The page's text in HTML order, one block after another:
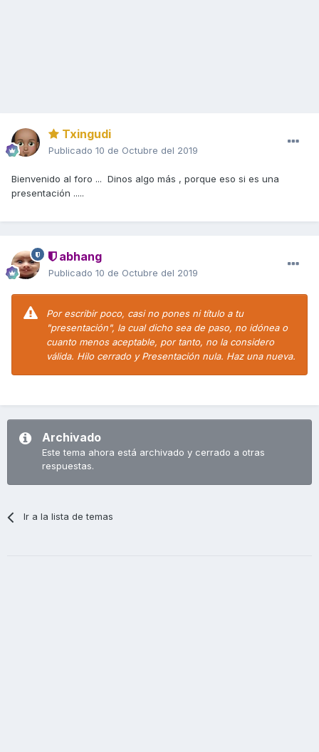
Txingudi
Publicado 10 de Octubre del 2019
Bienvenido al foro ... Dinos algo más , porque eso si es una
presentación .....
abhang
Publicado 10 de Octubre del 2019
Por escribir poco, casi no pones ni título a tu
"presentación", la cual dicho sea de paso, no idónea o
cuanto menos aceptable, por tanto, no la considero
válida. Hilo cerrado y Presentación nula. Haz una nueva.
Archivado
Este tema ahora está archivado y cerrado a otras
respuestas.
Ir a la lista de temas